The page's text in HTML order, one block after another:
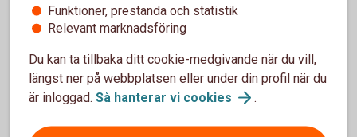
För dig som är privatperson
Ansök om att begära tillbaka den finska
För dig som är företagskund
Ansök om att begära tillbaka den finskaskatten
Tänk på att valutarörelsen i EUR/SEK, DKK/SEK och
NOK/SEK påverkar avkastningen
Funktioner, prestanda och statistik
Relevant marknadsföring
Du kan ta tillbaka ditt cookie-medgivande när du vill,
längst ner på webbplatsen eller under din profil när du
är inloggad. Så hanterar vi cookies .